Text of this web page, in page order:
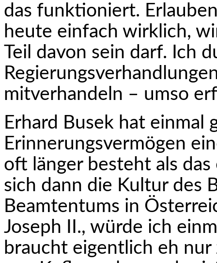
das funktioniert.
heute einfach wirklich,
Teil davon sein darf. Ich
mitverhandeln – umso
Erhard Busek hat einmal
Erinnerungsvermögen
oft länger besteht als
sich dann die Kultur des
Beamtentums in
Joseph II., würde ich
braucht eigentlich eh nur